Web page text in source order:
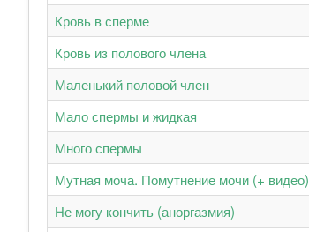
Кровь в сперме
Кровь из полового члена
Маленький половой член
Мало спермы и жидкая
Много спермы
Мутная моча. Помутнение мочи (+ видео)
Не могу кончить (аноргазмия)